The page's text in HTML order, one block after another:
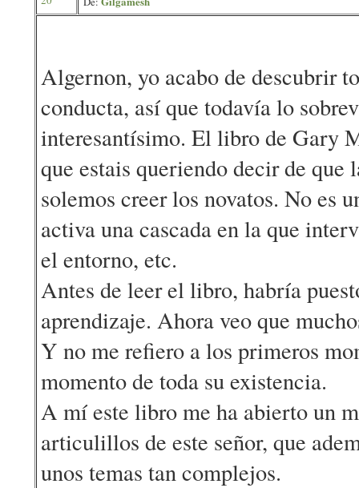
Algernon, yo acabo de descubrir
conducta, así que todavía lo
interesantísimo. El libro de Gary
que estais queriendo decir de que
solemos creer los novatos. No es
activa una cascada en la que
el entorno, etc.
Antes de leer el libro, habría
aprendizaje. Ahora veo que
Y no me refiero a los primeros
momento de toda su existencia.
A mí este libro me ha abierto un
articulillos de este señor, que
unos temas tan complejos.